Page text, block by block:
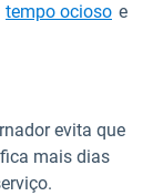
tempo ocioso e
evita que
mais dias